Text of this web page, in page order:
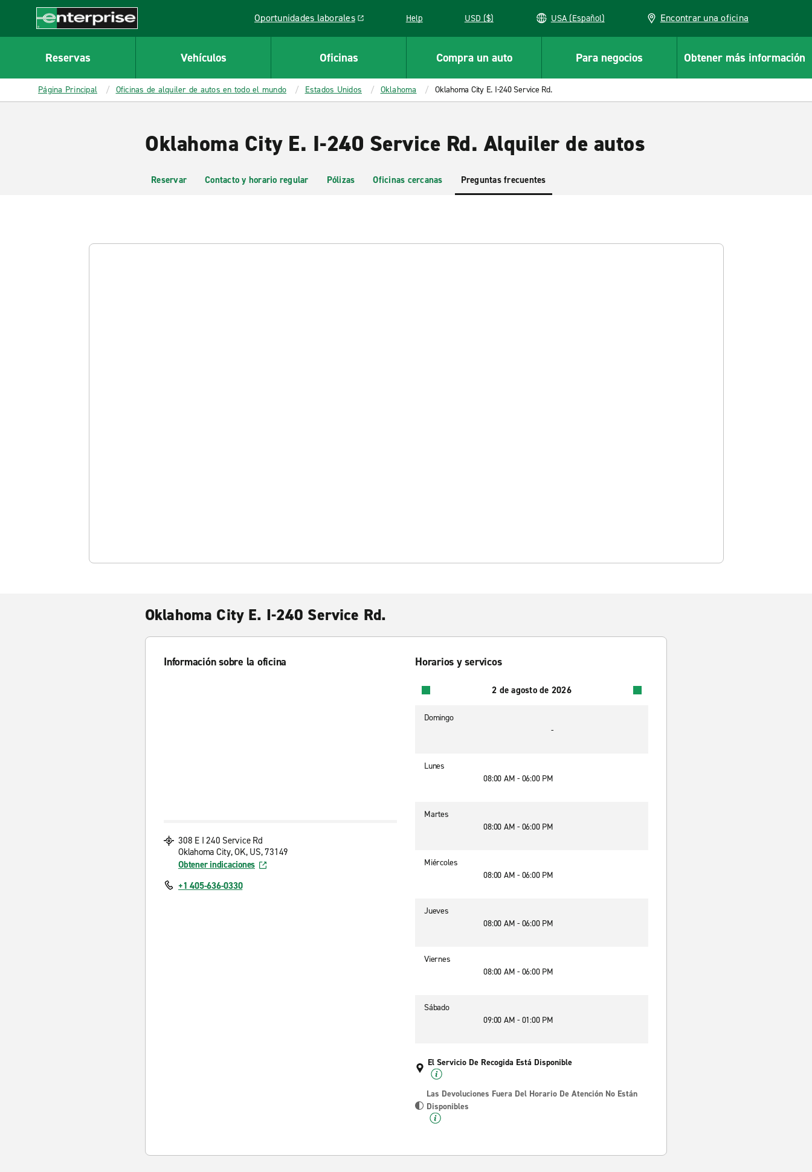
CONTENT
Enterprise
Oportunidades laborales
Link opens in a new window Help USD ($) USA (Español) Encontrar una oficina
Reservas Vehículos Oficinas Compra un auto Para negocios Obtener más información
Página Principal Oficinas de alquiler de autos en todo el mundo Estados Unidos Oklahoma Oklahoma City E. I-240 Service Rd.
Oklahoma City E. I-240 Service Rd. Alquiler de autos
Reservar Contacto y horario regular Pólizas Oficinas cercanas Preguntas frecuentes
Oklahoma City E. I-240 Service Rd.
Información sobre la oficina
308 E I 240 Service Rd
Oklahoma City, OK, US, 73149
Obtener indicaciones
+1 405-636-0330
Horarios y servicos
2 de agosto de 2026
Domingo
-
Lunes
08:00 AM - 06:00 PM
Martes
08:00 AM - 06:00 PM
Miércoles
08:00 AM - 06:00 PM
Jueves
08:00 AM - 06:00 PM
Viernes
08:00 AM - 06:00 PM
Sábado
09:00 AM - 01:00 PM
El Servicio De Recogida Está Disponible
Las Devoluciones Fuera Del Horario De Atención No Están
Disponibles